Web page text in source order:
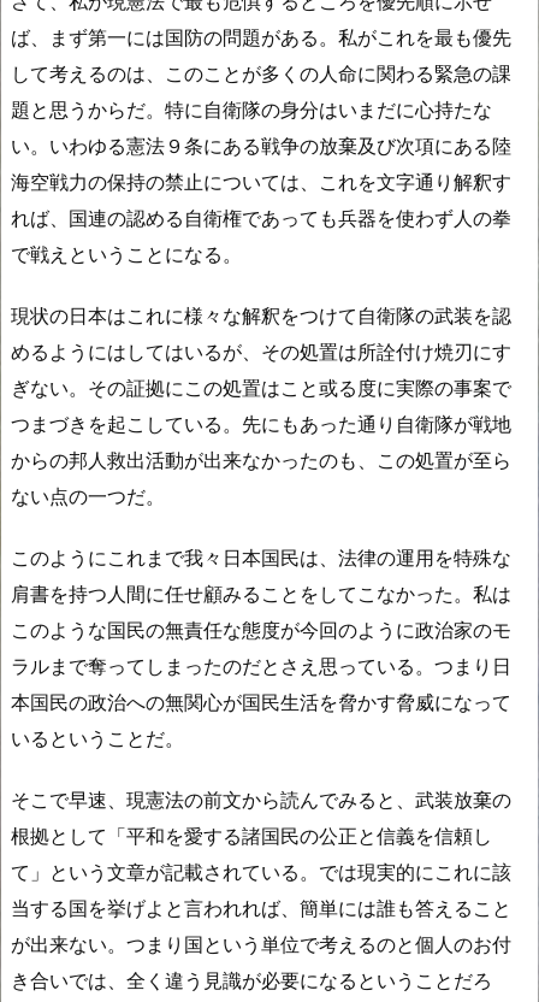
ば、まず第一には国防の問題がある。私がこれを最も優先
して考えるのは、このことが多くの人命に関わる緊急の課
題と思うからだ。特に自衛隊の身分はいまだに心持たな
い。いわゆる憲法９条にある戦争の放棄及び次項にある陸
海空戦力の保持の禁止については、これを文字通り解釈す
れば、国連の認める自衛権であっても兵器を使わず人の拳
で戦えということになる。
現状の日本はこれに様々な解釈をつけて自衛隊の武装を認
めるようにはしてはいるが、その処置は所詮付け焼刃にす
ぎない。その証拠にこの処置はこと或る度に実際の事案で
つまづきを起こしている。先にもあった通り自衛隊が戦地
からの邦人救出活動が出来なかったのも、この処置が至ら
ない点の一つだ。
このようにこれまで我々日本国民は、法律の運用を特殊な
肩書を持つ人間に任せ顧みることをしてこなかった。私は
このような国民の無責任な態度が今回のように政治家のモ
ラルまで奪ってしまったのだとさえ思っている。つまり日
本国民の政治への無関心が国民生活を脅かす脅威になって
いるということだ。
そこで早速、現憲法の前文から読んでみると、武装放棄の
根拠として「平和を愛する諸国民の公正と信義を信頼し
て」という文章が記載されている。では現実的にこれに該
当する国を挙げよと言われれば、簡単には誰も答えること
が出来ない。つまり国という単位で考えるのと個人のお付
き合いでは、全く違う見識が必要になるということだろ